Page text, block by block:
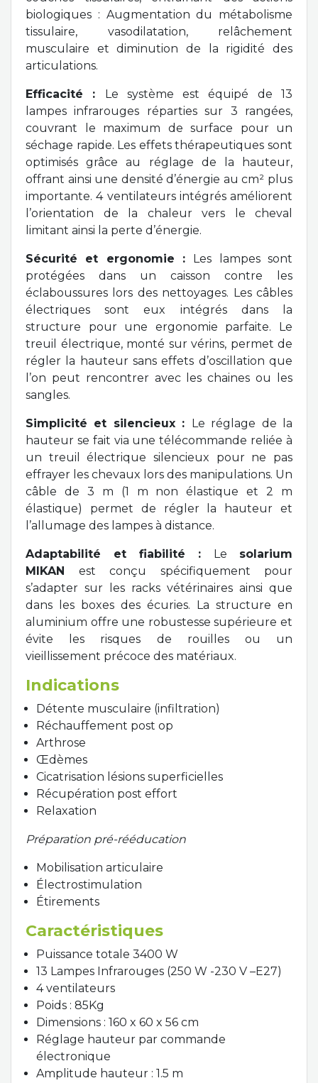
biologiques : Augmentation du métabolisme
tissulaire, vasodilatation, relâchement
musculaire et diminution de la rigidité des
articulations.
Efficacité : Le système est équipé de 13
lampes infrarouges réparties sur 3 rangées,
couvrant le maximum de surface pour un
séchage rapide. Les effets thérapeutiques sont
optimisés grâce au réglage de la hauteur,
offrant ainsi une densité d’énergie au cm² plus
importante. 4 ventilateurs intégrés améliorent
l’orientation de la chaleur vers le cheval
limitant ainsi la perte d’énergie.
Sécurité et ergonomie : Les lampes sont
protégées dans un caisson contre les
éclaboussures lors des nettoyages. Les câbles
électriques sont eux intégrés dans la
structure pour une ergonomie parfaite. Le
treuil électrique, monté sur vérins, permet de
régler la hauteur sans effets d’oscillation que
l’on peut rencontrer avec les chaines ou les
sangles.
Simplicité et silencieux : Le réglage de la
hauteur se fait via une télécommande reliée à
un treuil électrique silencieux pour ne pas
effrayer les chevaux lors des manipulations. Un
câble de 3 m (1 m non élastique et 2 m
élastique) permet de régler la hauteur et
l’allumage des lampes à distance.
Adaptabilité et fiabilité : Le solarium
MIKAN est conçu spécifiquement pour
s’adapter sur les racks vétérinaires ainsi que
dans les boxes des écuries. La structure en
aluminium offre une robustesse supérieure et
évite les risques de rouilles ou un
vieillissement précoce des matériaux.
Indications
Détente musculaire (infiltration)
Réchauffement post op
Arthrose
Œdèmes
Cicatrisation lésions superficielles
Récupération post effort
Relaxation
Préparation pré-rééducation
Mobilisation articulaire
Électrostimulation
Étirements
Caractéristiques
Puissance totale 3400 W
13 Lampes Infrarouges (250 W -230 V –E27)
4 ventilateurs
Poids : 85Kg
Dimensions : 160 x 60 x 56 cm
Réglage hauteur par commande
électronique
Amplitude hauteur : 1.5 m